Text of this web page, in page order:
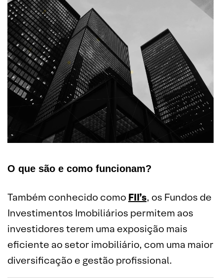
O que são e como funcionam?
Também conhecido como FII’s, os Fundos de
Investimentos Imobiliários permitem aos
investidores terem uma exposição mais
eficiente ao setor imobiliário, com uma maior
diversificação e gestão profissional.